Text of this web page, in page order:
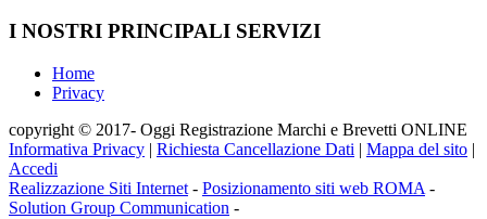
I NOSTRI PRINCIPALI SERVIZI
Home
Privacy
copyright © 2017- Oggi Registrazione Marchi e Brevetti ONLINE
Informativa Privacy | Richiesta Cancellazione Dati | Mappa del sito |
Accedi
Realizzazione Siti Internet - Posizionamento siti web ROMA -
Solution Group Communication -